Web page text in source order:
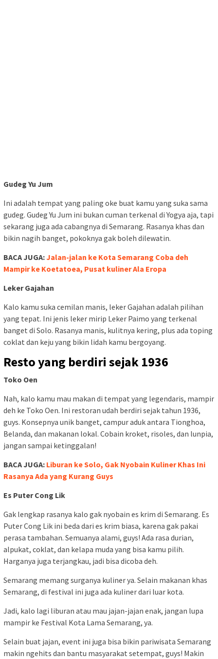
Gudeg Yu Jum
Ini adalah tempat yang paling oke buat kamu yang suka sama
gudeg. Gudeg Yu Jum ini bukan cuman terkenal di Yogya aja, tapi
sekarang juga ada cabangnya di Semarang. Rasanya khas dan
bikin nagih banget, pokoknya gak boleh dilewatin.
BACA JUGA:Jalan-jalan ke Kota Semarang Coba deh
Mampir ke Koetatoea, Pusat kuliner Ala Eropa
Leker Gajahan
Kalo kamu suka cemilan manis, leker Gajahan adalah pilihan
yang tepat. Ini jenis leker mirip Leker Paimo yang terkenal
banget di Solo. Rasanya manis, kulitnya kering, plus ada toping
coklat dan keju yang bikin lidah kamu bergoyang.
Resto yang berdiri sejak 1936
Toko Oen
Nah, kalo kamu mau makan di tempat yang legendaris, mampir
deh ke Toko Oen. Ini restoran udah berdiri sejak tahun 1936,
guys. Konsepnya unik banget, campur aduk antara Tionghoa,
Belanda, dan makanan lokal. Cobain kroket, risoles, dan lunpia,
jangan sampai ketinggalan!
BACA JUGA: Liburan ke Solo, Gak Nyobain Kuliner Khas Ini
Rasanya Ada yang Kurang Guys
Es Puter Cong Lik
Gak lengkap rasanya kalo gak nyobain es krim di Semarang. Es
Puter Cong Lik ini beda dari es krim biasa, karena gak pakai
perasa tambahan. Semuanya alami, guys! Ada rasa durian,
alpukat, coklat, dan kelapa muda yang bisa kamu pilih.
Harganya juga terjangkau, jadi bisa dicoba deh.
Semarang memang surganya kuliner ya. Selain makanan khas
Semarang, di festival ini juga ada kuliner dari luar kota.
Jadi, kalo lagi liburan atau mau jajan-jajan enak, jangan lupa
mampir ke Festival Kota Lama Semarang, ya.
Selain buat jajan, event ini juga bisa bikin pariwisata Semarang
makin ngehits dan bantu masyarakat setempat, guys! Makin